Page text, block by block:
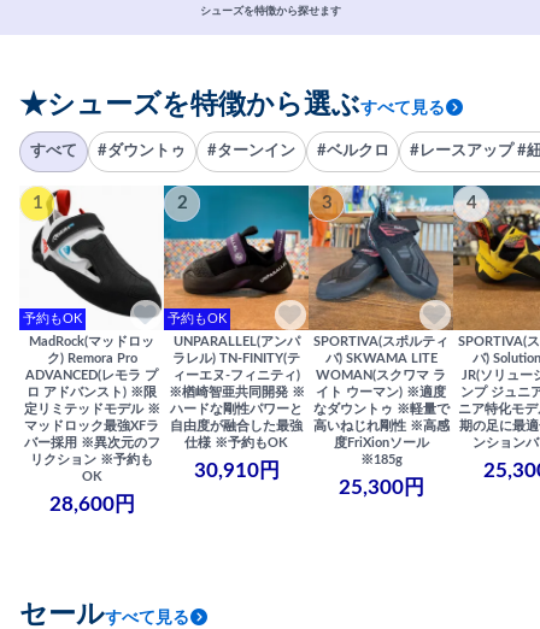
シューズを特徴から探せます
★シューズを特徴から選ぶすべて見る
すべて #ダウントゥ #ターンイン #ベルクロ #レースアップ #
1
予約もOK
MadRock(マッドロッ
ク) Remora Pro
ADVANCED(レモラ プ
ロ アドバンスト) ※限
定リミテッドモデル ※
マッドロック最強XFラ
バー採用 ※異次元のフ
リクション ※予約も
OK
28,600円
2
予約もOK
UNPARALLEL(アンパ
ラレル) TN-FINITY(テ
ィーエヌ-フィニティ)
※楢崎智亜共同開発 ※
ハードな剛性パワーと
自由度が融合した最強
仕様 ※予約もOK
30,910円
3
SPORTIVA(スポルティ
バ) SKWAMA LITE
WOMAN(スクワマ ラ
イト ウーマン) ※適度
なダウントゥ ※軽量で
高いねじれ剛性 ※高感
度FriXionソール
※185g
25,300円
4
SPORTIVA(
バ)
JR(ソリュー
ンプ ジュニ
ニア特化モ
期の足に最
ンション
セールすべて見る